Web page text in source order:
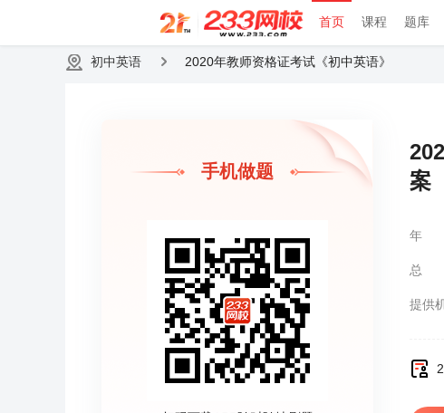
首页 课程 题库
初中英语 2020年教师资格证考试《初中英语》
手机做题
案
年
总
提供